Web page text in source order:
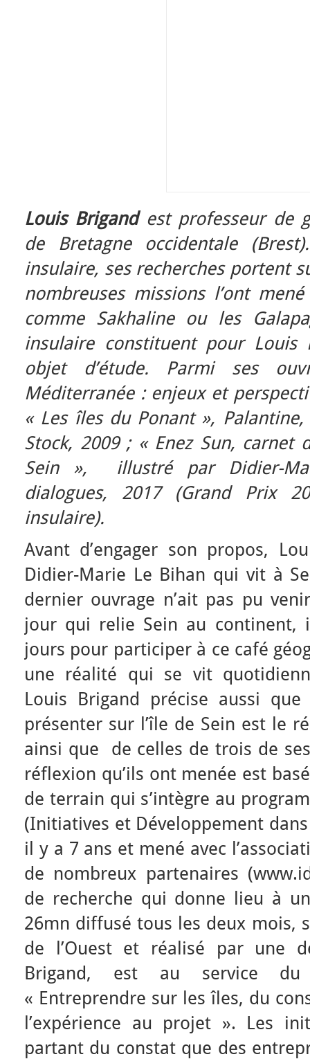
Louis Brigand est professeur de
de Bretagne occidentale
insulaire, ses recherches portent
nombreuses missions l’ont
comme Sakhaline ou les
insulaire constituent pour Louis
objet d’étude. Parmi ses
Méditerranée : enjeux et
« Les îles du Ponant », Palantine,
Stock, 2009 ; « Enez Sun, carnet
Sein », illustré par Didier-
dialogues, 2017 (Grand Prix
insulaire).
Avant d’engager son propos,
Didier-Marie Le Bihan qui vit à
dernier ouvrage n’ait pas pu
jour qui relie Sein au
jours pour participer à ce café
une réalité qui se vit
Louis Brigand précise aussi
présenter sur l’île de Sein est le
ainsi que de celles de trois de
réflexion qu’ils ont menée est
de terrain qui s’intègre au
(Initiatives et Développement
il y a 7 ans et mené avec
de nombreux partenaires
de recherche qui donne lieu à
26mn diffusé tous les deux mois,
de l’Ouest et réalisé par une
Brigand, est au service du
« Entreprendre sur les îles, du
l’expérience au projet ». Les
partant du constat que des